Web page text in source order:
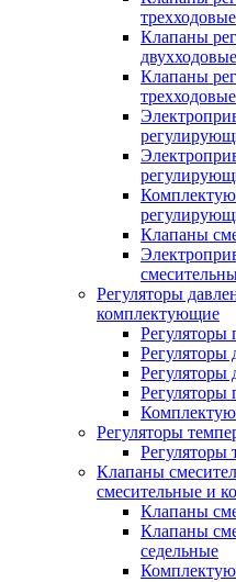
трехходовые
Клапаны
двухходовые
Клапаны
трехходовые
Клапаны
Регуляторы
комплектующие
Регуляторы
Регуляторы
Регуляторы
Регуляторы
Регуляторы
Регуляторы
Клапаны
смесительные и
Клапаны
Клапаны
седельные